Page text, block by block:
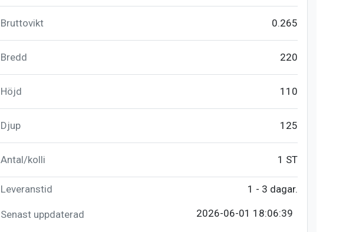
0.265
Bruttovikt
220
Bredd
110
Höjd
125
Djup
1 ST
Antal/kolli
1 - 3 dagar.
Leveranstid
2026-06-01 18:06:39
Senast uppdaterad